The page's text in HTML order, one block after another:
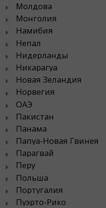
Молдова
Монголия
Намибия
Непал
Нидерланды
Никарагуа
Новая Зеландия
Норвегия
ОАЭ
Пакистан
Панама
Папуа-Новая Гвинея
Парагвай
Перу
Польша
Португалия
Пуэрто-Рико